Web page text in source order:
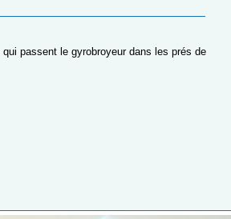
passent le gyrobroyeur dans les prés de